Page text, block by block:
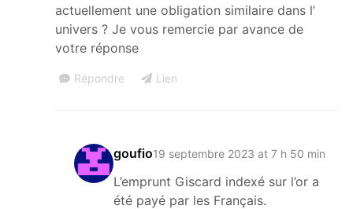
actuellement une obligation similaire dans l’
univers ? Je vous remercie par avance de
votre réponse
Répondre Lien
goufio19 septembre 2023 at 7 h 50 min
L’emprunt Giscard indexé sur l’or a
été payé par les Français.